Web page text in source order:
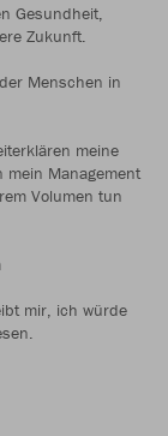
Gesundheit,
Zukunft.
Menschen in
meine
Management
Volumen tun
mir, ich würde